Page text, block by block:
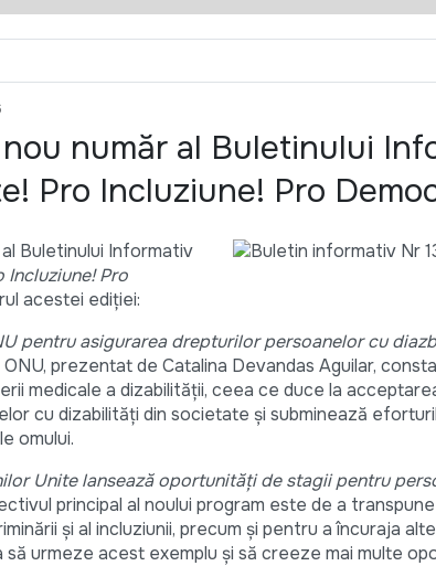
număr al Buletinului
Pro Incluziune! Pro
Buletinului Informativ
Incluziune! Pro
acestei ediţiei:
pentru asigurarea drepturilor persoanelor cu
prezentat de Catalina Devandas Aguilar,
medicale a dizabilității, ceea ce duce la
cu dizabilități din societate și subminează
omului.
Unite lansează oportunităţi de stagii pentru
principal al noului program este de a
și al incluziunii, precum și pentru a încuraja
să urmeze acest exemplu și să creeze mai multe